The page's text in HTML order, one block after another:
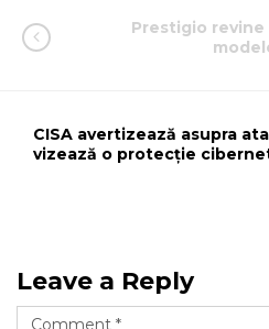
Prestigio
CISA avertizează asupra
vizează o protecție
Leave a Reply